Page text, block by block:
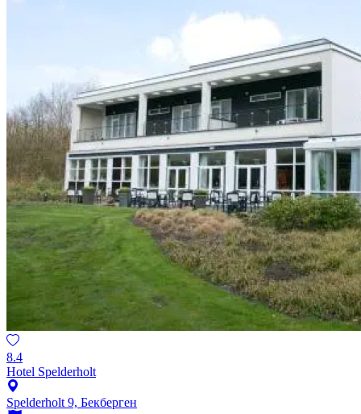
8.4
Hotel Spelderholt
Spelderholt 9, Бекберген